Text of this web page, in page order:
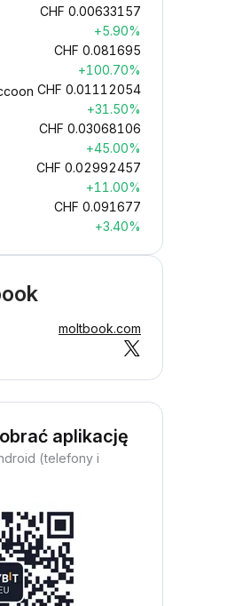
CHF 0.00633157
+5.90%
CHF 0.081695
+100.70%
CHF 0.01112054
+31.50%
CHF 0.03068106
+45.00%
CHF 0.02992457
+11.00%
CHF 0.091677
+3.40%
moltbook.com
aplikację
(telefony i